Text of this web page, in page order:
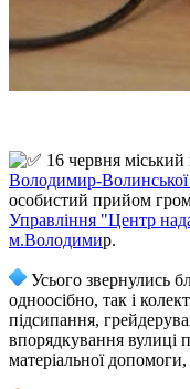
16 червня міський
Володимир-Волинської
особистий прийом
Управління "Центр
м.Володимир.
Усього звернулись
одноосібно, так і
підсипання,
впорядкування вулиці
матеріальної